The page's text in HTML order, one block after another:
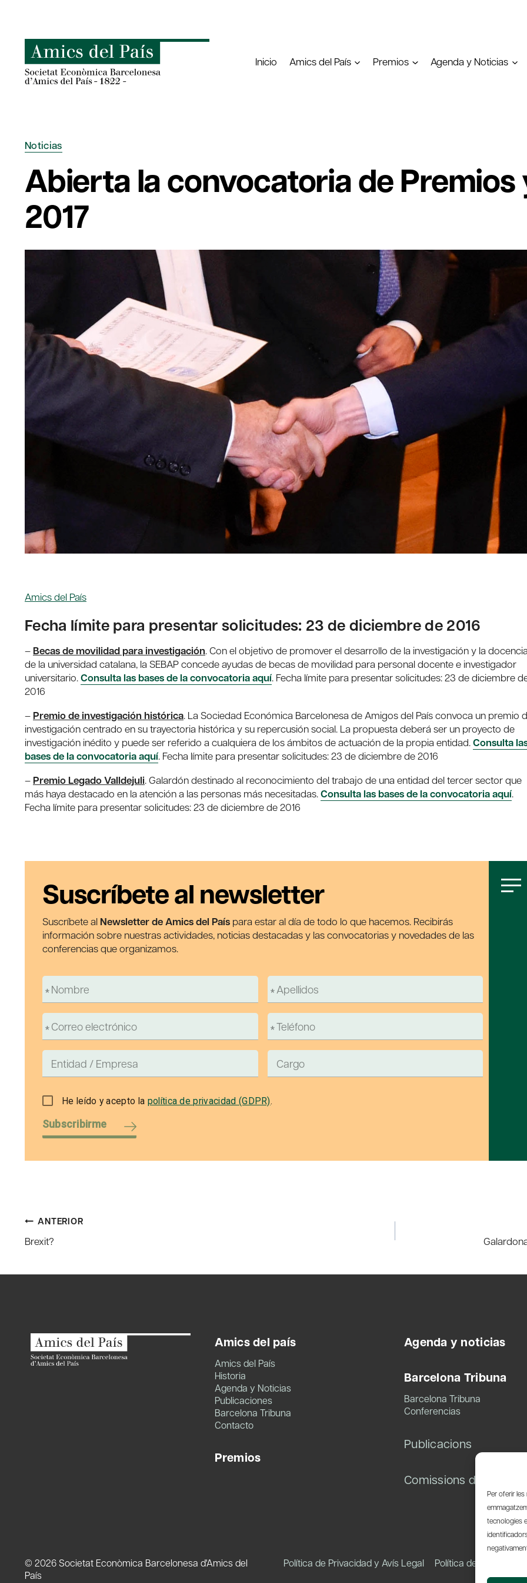
Per oferir
tecnologies
contenido
Inicio Amics del País Premios Agenda y Noticias
Noticias
Abierta la convocatoria de Premios
2017
Amics del País
Fecha límite para presentar solicitudes: 23 de diciembre de 2016
– Becas de movilidad para investigación. Con el objetivo de promover el desarrollo de la investigación y la docencia
de la universidad catalana, la SEBAP concede ayudas de becas de movilidad para personal docente e investigador
universitario.Consulta las bases de la convocatoria aquí. Fecha límite para presentar solicitudes: 23 de diciembre
2016
– Premio de investigación histórica. La Sociedad Económica Barcelonesa de Amigos del País convoca un premio
investigación centrado en su trayectoria histórica y su repercusión social. La propuesta deberá ser un proyecto de
investigación inédito y puede ser referido a cualquiera de los ámbitos de actuación de la propia entidad.Consulta
bases de la convocatoria aquí. Fecha límite para presentar solicitudes: 23 de diciembre de 2016
– Premio Legado Valldejuli. Galardón destinado al reconocimiento del trabajo de una entidad del tercer sector que
más haya destacado en la atención a las personas más necesitadas.Consulta las bases de la convocatoria aquí.
Fecha límite para presentar solicitudes: 23 de diciembre de 2016
Suscríbete al newsletter
Suscríbete al Newsletter de Amics del País para estar al día de todo lo que hacemos. Recibirás
información sobre nuestras actividades, noticias destacadas y las convocatorias y novedades de las
conferencias que organizamos.
He leído y acepto la política de privacidad (GDPR).
Subscribirme
Navegación
de
entradas
ANTERIOR
Brexit?
Amics del país
Amics del País
Historia
Agenda y Noticias
Publicaciones
Barcelona Tribuna
Contacto
Premios
Agenda y noticias
Barcelona Tribuna
Barcelona Tribuna
Conferencias
Publicacions
Comissions de treball
© 2026 Societat Econòmica Barcelonesa d'Amics del
País
Política de Privacidad y Avís Legal Política de Cookies